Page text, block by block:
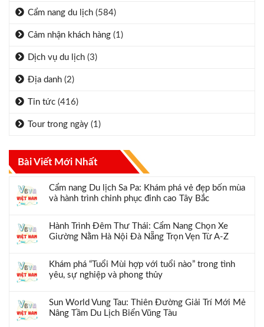
Cẩm nang du lịch (584)
Cảm nhận khách hàng (1)
Dịch vụ du lịch (3)
Địa danh (2)
Tin tức (416)
Tour trong ngày (1)
Bài Viết Mới Nhất
Cẩm nang Du lịch Sa Pa: Khám phá vẻ đẹp bốn mùa
và hành trình chinh phục đỉnh cao Tây Bắc
Hành Trình Đêm Thư Thái: Cẩm Nang Chọn Xe
Giường Nằm Hà Nội Đà Nẵng Trọn Vẹn Từ A-Z
Khám phá “Tuổi Mùi hợp với tuổi nào” trong tình
yêu, sự nghiệp và phong thủy
Sun World Vung Tau: Thiên Đường Giải Trí Mới Mẻ
Nâng Tầm Du Lịch Biển Vũng Tàu